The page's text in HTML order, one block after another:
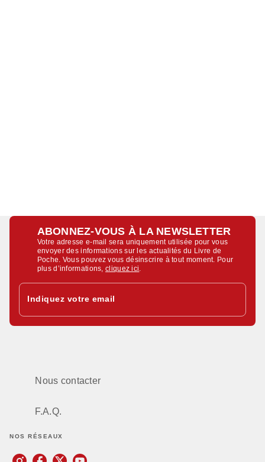
ABONNEZ-VOUS À LA NEWSLETTER
Votre adresse e-mail sera uniquement utilisée pour vous
envoyer des informations sur les actualités du Livre de
Poche. Vous pouvez vous désinscrire à tout moment. Pour
plus d’informations,cliquez ici
Indiquez votre email
Nous contacter
F.A.Q.
NOS RÉSEAUX